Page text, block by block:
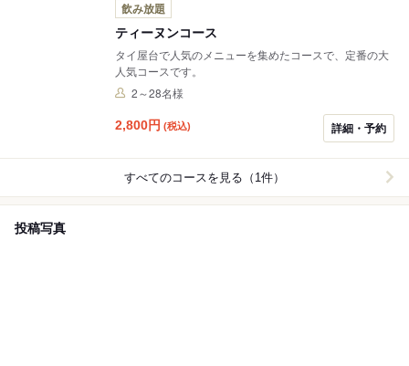
飲み放題
ティーヌンコース
タイ屋台で人気のメニューを集めたコースで、定番の大
人気コースです。
2～28名様
2,800円 (税込) 詳細・予約
すべてのコースを見る（1件）
投稿写真